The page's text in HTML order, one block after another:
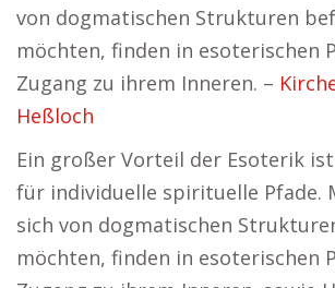
von dogmatischen Strukturen
möchten, finden in esoterischen
Zugang zu ihrem Inneren. –
Heßloch
Ein großer Vorteil der Esoterik
für individuelle spirituelle Pfade.
sich von dogmatischen
möchten, finden in esoterischen